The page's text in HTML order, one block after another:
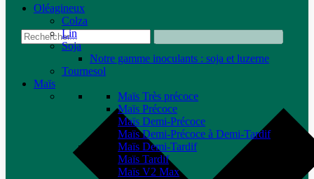
Oléagineux
Colza
Lin
Soja
Notre gamme inoculants : soja et luzerne
Tournesol
Maïs
Maïs Très précoce
Maïs Précoce
Maïs Demi-Précoce
Maïs Demi-Précoce à Demi-Tardif
Maïs Demi-Tardif
Maïs Tardif
Maïs V2 Max